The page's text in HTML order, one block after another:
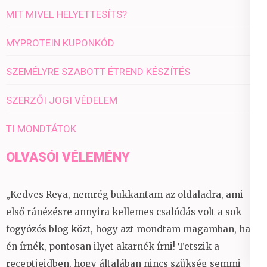
MIT MIVEL HELYETTESÍTS?
MYPROTEIN KUPONKÓD
SZEMÉLYRE SZABOTT ÉTREND KÉSZÍTÉS
SZERZŐI JOGI VÉDELEM
TI MONDTÁTOK
OLVASÓI VÉLEMÉNY
„Kedves Reya, nemrég bukkantam az oldaladra, ami
első ránézésre annyira kellemes csalódás volt a sok
fogyózós blog közt, hogy azt mondtam magamban, ha
én írnék, pontosan ilyet akarnék írni! Tetszik a
receptjeidben, hogy általában nincs szükség semmi